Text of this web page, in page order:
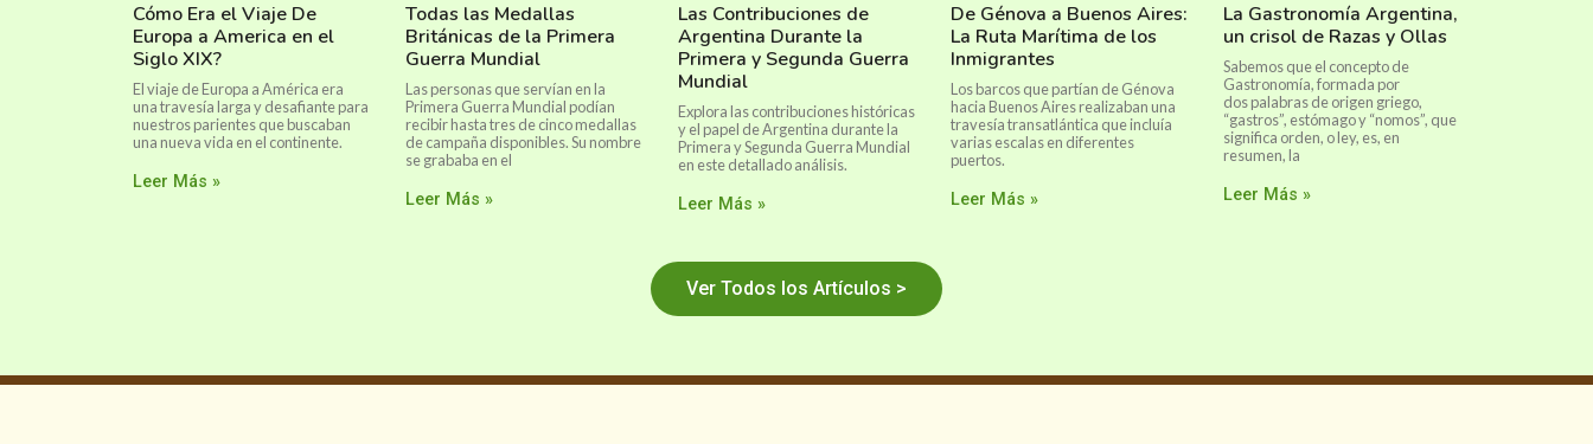
Cómo Era el Viaje De
Europa a America en el
Siglo XIX?
El viaje de Europa a América era
una travesía larga y desafiante para
nuestros parientes que buscaban
una nueva vida en el continente.
Leer Más »
Todas las Medallas
Británicas de la Primera
Guerra Mundial
Las personas que servían en la
Primera Guerra Mundial podían
recibir hasta tres de cinco medallas
de campaña disponibles. Su nombre
se grababa en el
Leer Más »
Las Contribuciones de
Argentina Durante la
Primera y Segunda Guerra
Mundial
Explora las contribuciones históricas
y el papel de Argentina durante la
Primera y Segunda Guerra Mundial
en este detallado análisis.
Leer Más »
De Génova a Buenos Aires:
La Ruta Marítima de los
Inmigrantes
Los barcos que partían de Génova
hacia Buenos Aires realizaban una
travesía transatlántica que incluía
varias escalas en diferentes
puertos.
Leer Más »
La Gastronomía Argentina,
un crisol de Razas y Ollas
Sabemos que el concepto de
Gastronomía, formada por
dos palabras de origen griego,
“gastros”, estómago y “nomos”, que
significa orden, o ley, es, en
resumen, la
Leer Más »
Ver Todos los Artículos >